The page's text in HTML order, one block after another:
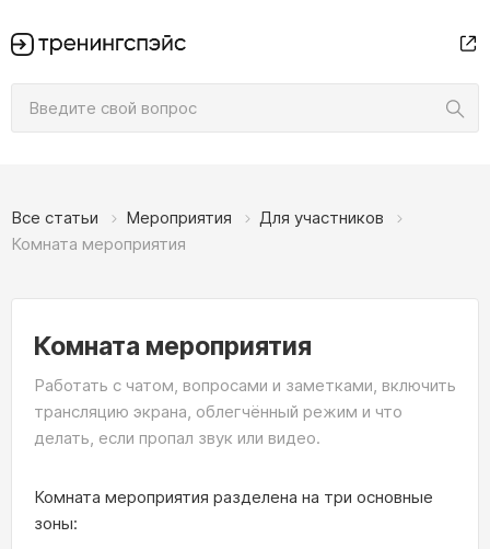
Все статьи Мероприятия
Для участников
Комната мероприятия
Комната мероприятия
Работать с чатом, вопросами и заметками, включить
трансляцию экрана, облегчённый режим и что
делать, если пропал звук или видео.
Комната мероприятия разделена на три основные
зоны: